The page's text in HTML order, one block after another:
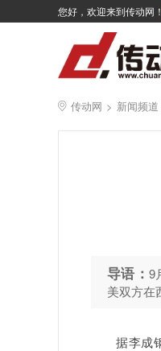
您好，欢迎来到传动网！
传动网 > 新闻频道
导语： 9
美双方在
据李成钢